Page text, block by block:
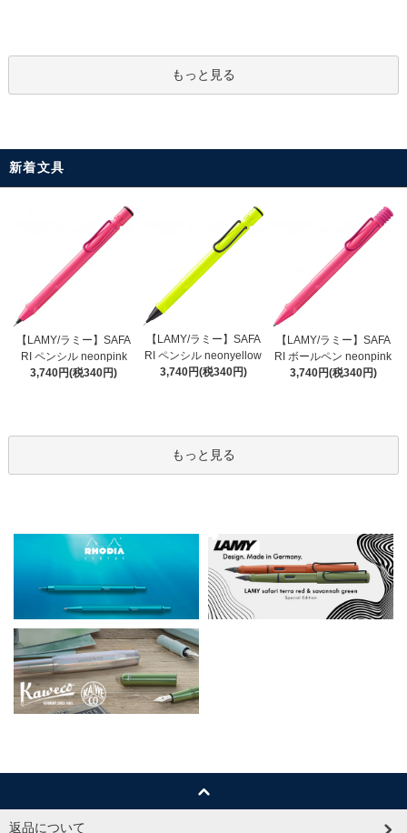
もっと見る
新着文具
【LAMY/ラミー】SAFA
RI ペンシル neonpink
3,740円(税340円)
【LAMY/ラミー】SAFA
RI ペンシル neonyellow
3,740円(税340円)
【LAMY/ラミー】SAFA
RI ボールペン neonpink
3,740円(税340円)
もっと見る
返品について